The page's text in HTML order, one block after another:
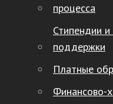
процесса
Стипендии
поддержки
Платные
Финансово-